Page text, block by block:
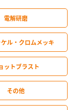
電解研磨
ル・クロムメッキ
ットブラスト
その他